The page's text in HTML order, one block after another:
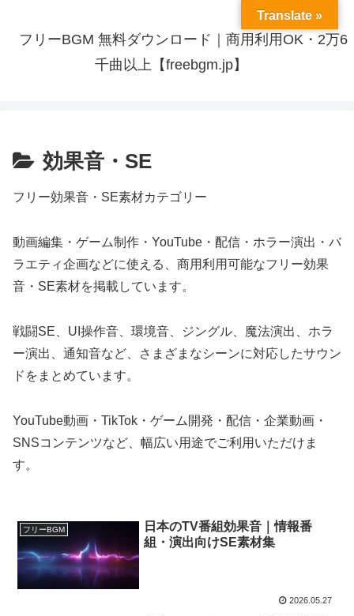
フリーBGM 無料ダウンロード｜商用利用OK・2万6
千曲以上【freebgm.jp】
効果音・SE
フリー効果音・SE素材カテゴリー
動画編集・ゲーム制作・YouTube・配信・ホラー演出・バ
ラエティ企画などに使える、商用利用可能なフリー効果
音・SE素材を掲載しています。
戦闘SE、UI操作音、環境音、ジングル、魔法演出、ホラ
ー演出、通知音など、さまざまなシーンに対応したサウン
ドをまとめています。
YouTube動画・TikTok・ゲーム開発・配信・企業動画・
SNSコンテンツなど、幅広い用途でご利用いただけま
す。
フリーBGM
日本のTV番組効果音｜情報番
組・演出向けSE素材集
2026.05.27
Translate »